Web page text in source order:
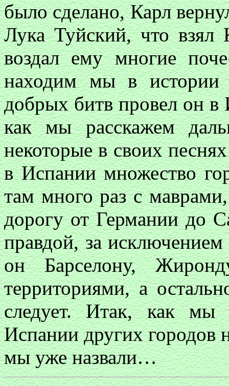
было сделано, Карл
Лука Туйский, что взял
воздал ему многие
находим мы в истории
добрых битв провел он в
как мы расскажем
некоторые в своих
в Испании множество
там много раз с
дорогу от Германии до
правдой, за исключением
он Барселону,
территориями, а
следует. Итак, как мы
Испании других городов
мы уже назвали…